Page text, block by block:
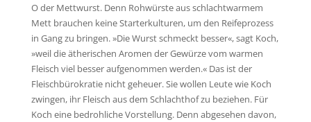
O der Mettwurst. Denn Rohwürste aus schlachtwarmem
Mett brauchen keine Starterkulturen, um den Reifeprozess
in Gang zu bringen. »Die Wurst schmeckt besser«, sagt Koch,
»weil die ätherischen Aromen der Gewürze vom warmen
Fleisch viel besser aufgenommen werden.« Das ist der
Fleischbürokratie nicht geheuer. Sie wollen Leute wie Koch
zwingen, ihr Fleisch aus dem Schlachthof zu beziehen. Für
Koch eine bedrohliche Vorstellung. Denn abgesehen davon,